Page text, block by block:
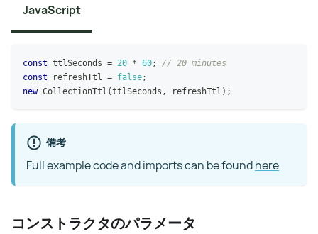
JavaScript
const ttlSeconds = 20 * 60;
// 20 minutes
const refreshTtl = false;
new CollectionTtl (ttlSeconds , refreshTtl ) ;
備考
Full example code and imports can be foundhere
コンストラクタのパラメータ